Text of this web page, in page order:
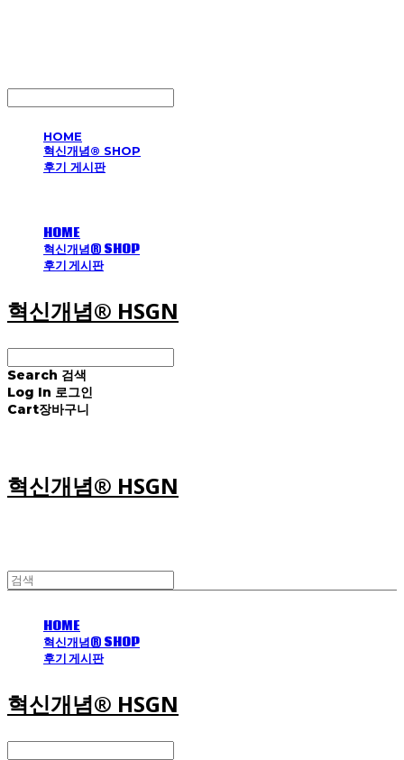
HOME
혁신개념® SHOP
후기 게시판
HOME
혁신개념® SHOP
후기 게시판
혁신개념® HSGN
Search 검색
Log In 로그인
Cart장바구니
혁신개념® HSGN
HOME
혁신개념® SHOP
후기 게시판
혁신개념® HSGN